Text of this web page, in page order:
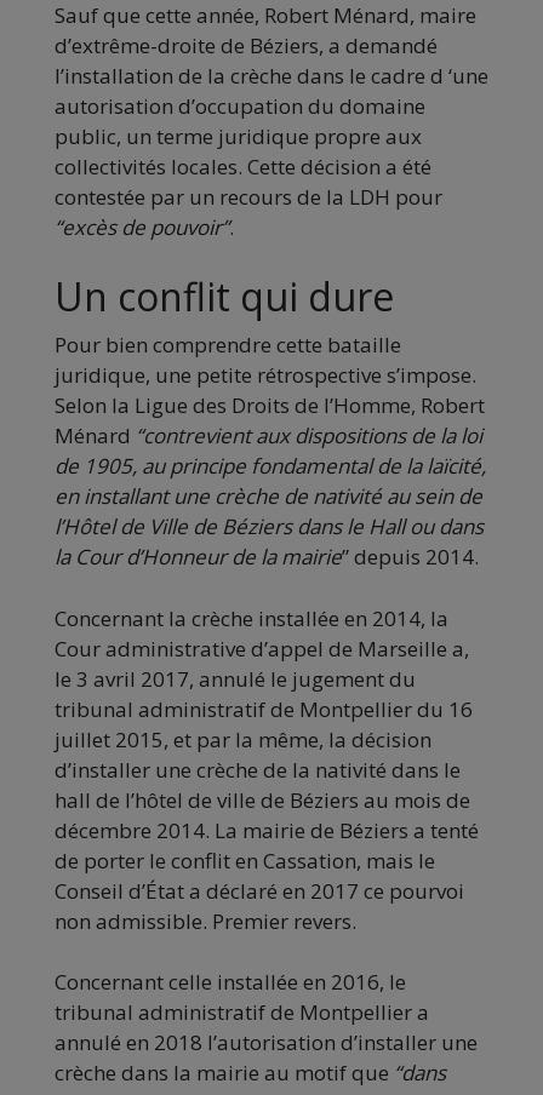
Sauf que cette année, Robert Ménard, maire
d’extrême-droite de Béziers, a demandé
l’installation de la crèche dans le cadre d ‘une
autorisation d’occupation du domaine
public, un terme juridique propre aux
collectivités locales. Cette décision a été
contestée par un recours de la LDH pour
“excès de pouvoir”.
Un conflit qui dure
Pour bien comprendre cette bataille
juridique, une petite rétrospective s’impose.
Selon la Ligue des Droits de l’Homme, Robert
Ménard “contrevient aux dispositions de la loi
de 1905, au principe fondamental de la laïcité,
en installant une crèche de nativité au sein de
l’Hôtel de Ville de Béziers dans le Hall ou dans
la Cour d’Honneur de la mairie” depuis 2014.
Concernant la crèche installée en 2014, la
Cour administrative d’appel de Marseille a,
le 3 avril 2017, annulé le jugement du
tribunal administratif de Montpellier du 16
juillet 2015, et par la même, la décision
d’installer une crèche de la nativité dans le
hall de l’hôtel de ville de Béziers au mois de
décembre 2014. La mairie de Béziers a tenté
de porter le conflit en Cassation, mais le
Conseil d’État a déclaré en 2017 ce pourvoi
non admissible. Premier revers.
Concernant celle installée en 2016, le
tribunal administratif de Montpellier a
annulé en 2018 l’autorisation d’installer une
crèche dans la mairie au motif que “dans